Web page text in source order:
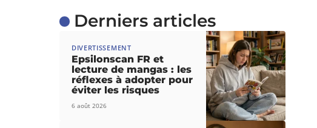
Derniers articles
DIVERTISSEMENT
Epsilonscan FR et
lecture de mangas : les
réflexes à adopter pour
éviter les risques
6 août 2026